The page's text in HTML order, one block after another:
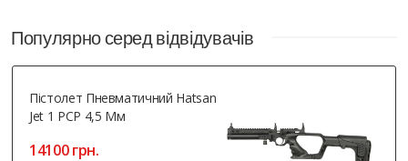
Популярно серед відвідувачів
Пістолет Пневматичний Hatsan
Jet 1 PCP 4,5 Мм
14100 грн.